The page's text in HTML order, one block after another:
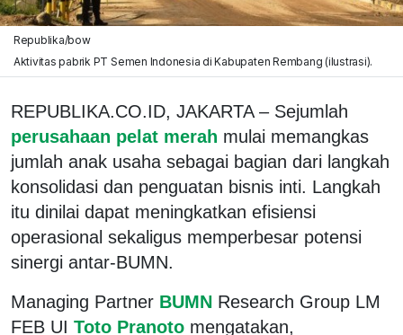
Republika/bow
Aktivitas pabrik PT Semen Indonesia di Kabupaten Rembang (ilustrasi).
REPUBLIKA.CO.ID, JAKARTA – Sejumlah
perusahaan pelat merah mulai memangkas
jumlah anak usaha sebagai bagian dari langkah
konsolidasi dan penguatan bisnis inti. Langkah
itu dinilai dapat meningkatkan efisiensi
operasional sekaligus memperbesar potensi
sinergi antar-BUMN.
Managing Partner BUMN Research Group LM
FEB UI Toto Pranoto mengatakan,